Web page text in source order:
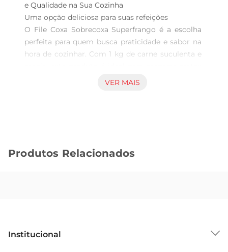
e Qualidade na Sua Cozinha
Uma opção deliciosa para suas refeições
O File Coxa Sobrecoxa Superfrango é a escolha
perfeita para quem busca praticidade e sabor na
hora de cozinhar. Com 1 kg de carne suculenta e
variados que agradam a toda a família. Seja em
Produzido com frangos selecionados, o File Coxa
confiança na qualidade do Superfrango é um
VER MAIS
Produtos Relacionados
Institucional